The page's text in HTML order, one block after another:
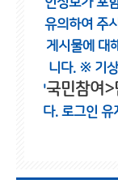
유의하여 주
게시물에 대
니다. ※ 기상
'국민참여>
다. 로그인 유